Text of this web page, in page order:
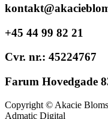
+45 44 99 82 21
Cvr. nr.: 45224767
Farum Hovedgade
Copyright © Akacie
Admatic Digital